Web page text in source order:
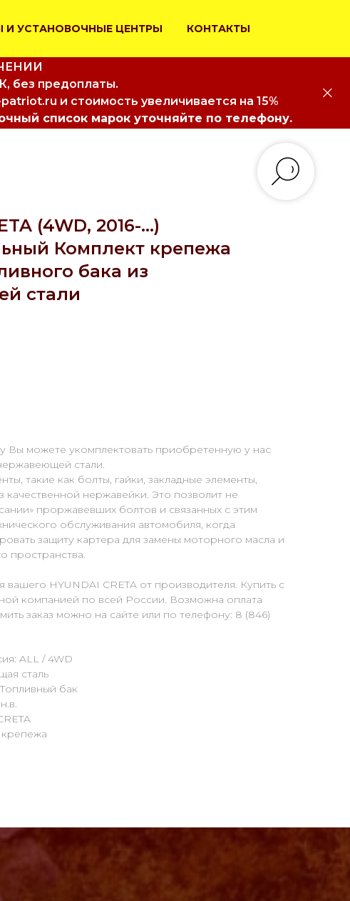
И УСТАНОВОЧНЫЕ ЦЕНТРЫ КОНТАКТЫ
без предоплаты.
и стоимость увеличивается на 15%
список марок уточняйте по телефону.
(4WD, 2016-...)
Комплект крепежа
бака из
стали
Вы можете укомплектовать приобретенную у нас
стали.
такие как болты, гайки, закладные элементы,
качественной нержавейки. Это позволит не
проржавевших болтов и связанных с этим
обслуживания автомобиля, когда
защиту картера для замены моторного масла и
пространства.
вашего HYUNDAI CRETA от производителя. Купить с
компанией по всей России. Возможна оплата
заказ можно на сайте или по телефону: 8 (846)
ALL / 4WD
сталь
бак
крепежа